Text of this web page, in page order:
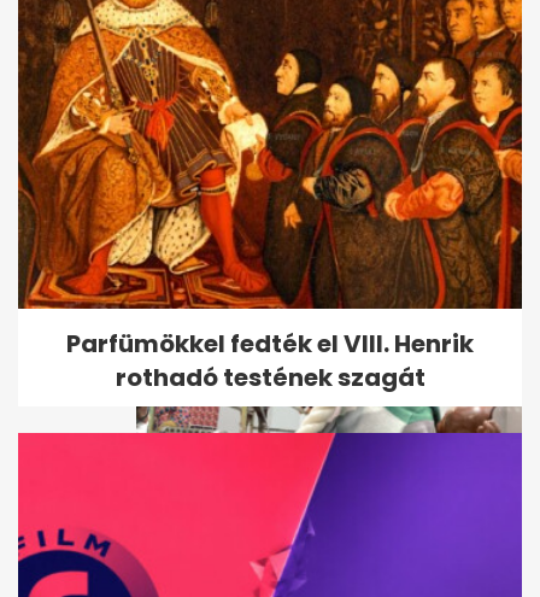
Olcsó import dinnye: akár 135
forintos akciók nyomják le a
piacot
Parfümökkel fedték el VIII. Henrik
rothadó testének szagát